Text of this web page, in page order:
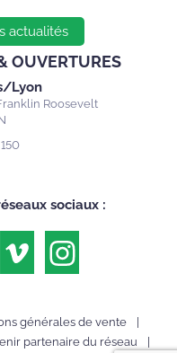
actualités
OUVERTURES
Lyon
Roosevelt
sociaux :
générales de vente
|
partenaire du réseau |